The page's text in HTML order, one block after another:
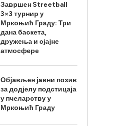
Завршен Streetball
3×3 турнир у
Мркоњић Граду: Три
дана баскета,
дружења и сјајне
атмосфере
Објављен јавни позив
за додјелу подстицаја
у пчеларству у
Мркоњић Граду